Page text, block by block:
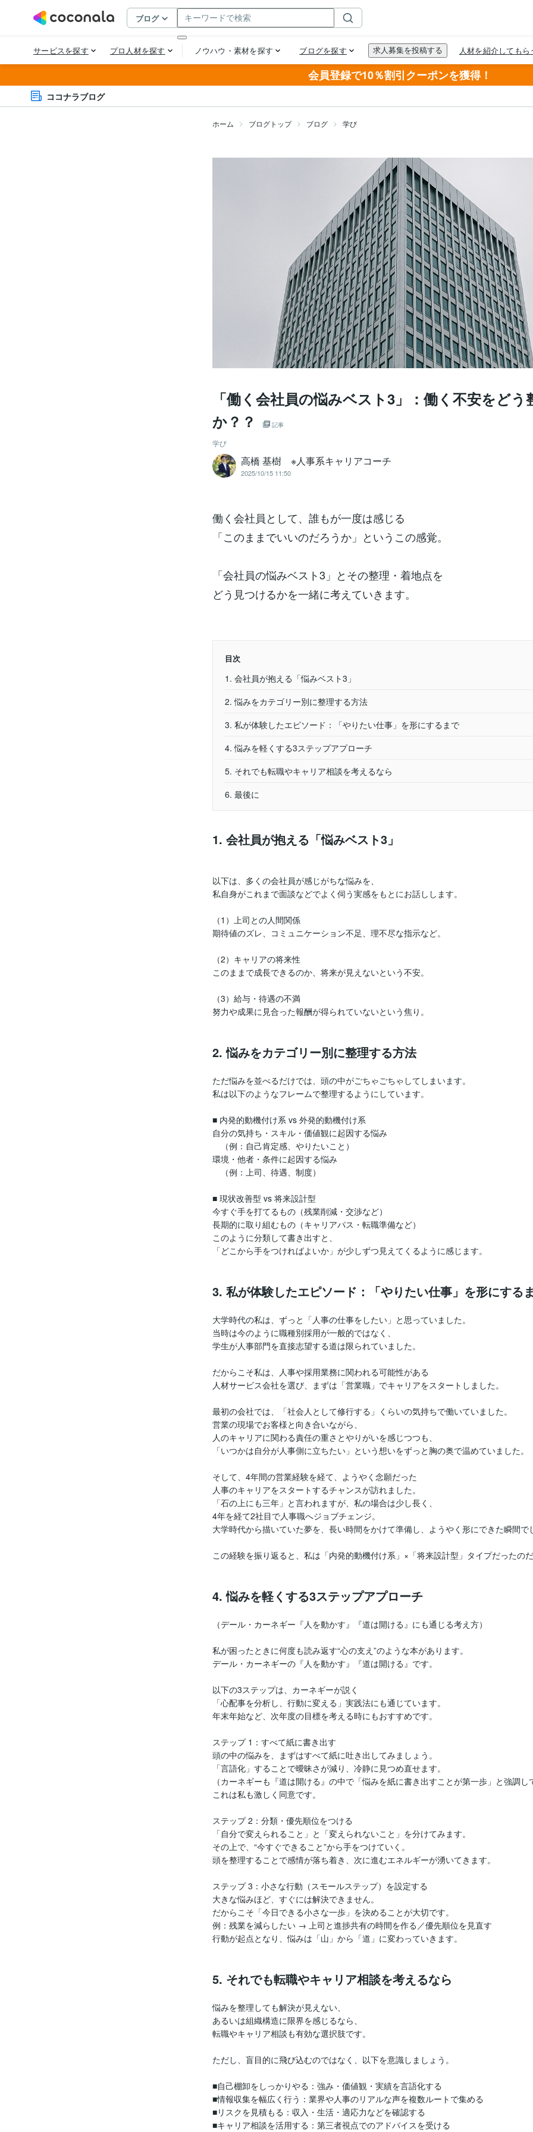
会員登録で10％割引クーポンを獲得！
ココナラブログ
ホーム ブログトップ ブログ 学び
「働く会社員の悩みベスト3」：働く不安をどう
か？？
記事
学び
高橋 基樹 ※人事系キャリアコーチ
2025/10/15 11:50
働く会社員として、誰もが一度は感じる
「このままでいいのだろうか」というこの感覚。
「会社員の悩みベスト3」とその整理・着地点を
どう見つけるかを一緒に考えていきます。
目次
1. 会社員が抱える「悩みベスト3」
2. 悩みをカテゴリー別に整理する方法
3. 私が体験したエピソード：「やりたい仕事」を形にするまで
4. 悩みを軽くする3ステップアプローチ
5. それでも転職やキャリア相談を考えるなら
6. 最後に
1. 会社員が抱える「悩みベスト3」
以下は、多くの会社員が感じがちな悩みを、
私自身がこれまで面談などでよく伺う実感をもとにお話しします。
（1）上司との人間関係
期待値のズレ、コミュニケーション不足、理不尽な指示など。
（2）キャリアの将来性
このままで成長できるのか、将来が見えないという不安。
（3）給与・待遇の不満
努力や成果に見合った報酬が得られていないという焦り。
2. 悩みをカテゴリー別に整理する方法
ただ悩みを並べるだけでは、頭の中がごちゃごちゃしてしまいます。
私は以下のようなフレームで整理するようにしています。
■ 内発的動機付け系 vs 外発的動機付け系
自分の気持ち・スキル・価値観に起因する悩み
（例：自己肯定感、やりたいこと）
環境・他者・条件に起因する悩み
（例：上司、待遇、制度）
■ 現状改善型 vs 将来設計型
今すぐ手を打てるもの（残業削減・交渉など）
長期的に取り組むもの（キャリアパス・転職準備など）
このように分類して書き出すと、
「どこから手をつければよいか」が少しずつ見えてくるように感じます。
3. 私が体験したエピソード：「やりたい仕事」を形にする
大学時代の私は、ずっと「人事の仕事をしたい」と思っていました。
当時は今のように職種別採用が一般的ではなく、
学生が人事部門を直接志望する道は限られていました。
だからこそ私は、人事や採用業務に関われる可能性がある
人材サービス会社を選び、まずは「営業職」でキャリアをスタートしました。
最初の会社では、「社会人として修行する」くらいの気持ちで働いていました。
営業の現場でお客様と向き合いながら、
人のキャリアに関わる責任の重さとやりがいを感じつつも、
「いつかは自分が人事側に立ちたい」という想いをずっと胸の奥で温めていました。
そして、4年間の営業経験を経て、ようやく念願だった
人事のキャリアをスタートするチャンスが訪れました。
「石の上にも三年」と言われますが、私の場合は少し長く、
4年を経て2社目で人事職へジョブチェンジ。
大学時代から描いていた夢を、長い時間をかけて準備し、ようやく形にできた瞬間で
この経験を振り返ると、私は「内発的動機付け系」×「将来設計型」タイプだったの
4. 悩みを軽くする3ステップアプローチ
（デール・カーネギー『人を動かす』『道は開ける』にも通じる考え方）
私が困ったときに何度も読み返す“心の支え”のような本があります。
デール・カーネギーの『人を動かす』『道は開ける』です。
以下の3ステップは、カーネギーが説く
「心配事を分析し、行動に変える」実践法にも通じています。
年末年始など、次年度の目標を考える時にもおすすめです。
ステップ 1：すべて紙に書き出す
頭の中の悩みを、まずはすべて紙に吐き出してみましょう。
「言語化」することで曖昧さが減り、冷静に見つめ直せます。
（カーネギーも『道は開ける』の中で「悩みを紙に書き出すことが第一歩」と強調し
これは私も激しく同意です。
ステップ 2：分類・優先順位をつける
「自分で変えられること」と「変えられないこと」を分けてみます。
その上で、“今すぐできること”から手をつけていく。
頭を整理することで感情が落ち着き、次に進むエネルギーが湧いてきます。
ステップ 3：小さな行動（スモールステップ）を設定する
大きな悩みほど、すぐには解決できません。
だからこそ「今日できる小さな一歩」を決めることが大切です。
例：残業を減らしたい → 上司と進捗共有の時間を作る／優先順位を見直す
行動が起点となり、悩みは「山」から「道」に変わっていきます。
5. それでも転職やキャリア相談を考えるなら
悩みを整理しても解決が見えない、
あるいは組織構造に限界を感じるなら、
転職やキャリア相談も有効な選択肢です。
ただし、盲目的に飛び込むのではなく、以下を意識しましょう。
■自己棚卸をしっかりやる：強み・価値観・実績を言語化する
■情報収集を幅広く行う：業界や人事のリアルな声を複数ルートで集める
■リスクを見積もる：収入・生活・適応力などを確認する
■キャリア相談を活用する：第三者視点でのアドバイスを受ける